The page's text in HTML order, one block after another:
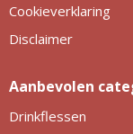
Cookieverklaring
Disclaimer
Aanbevolen
Drinkflessen